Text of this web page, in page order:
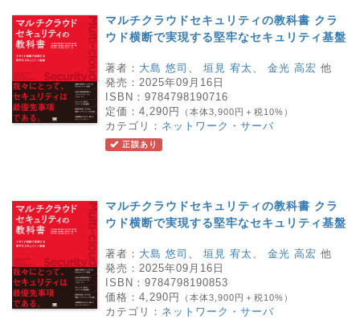
マルチクラウドセキュリティの教科書 クラ
ウド横断で実現する堅牢なセキュリティ基盤
著者： 大島 悠司 垣見 宥太 金光 高宏 他
発売： 2025年09月16日
ISBN： 9784798190716
定価： 4,290円 （本体3,900円＋税10%）
カテゴリ： ネットワーク・サーバ
正誤あり
マルチクラウドセキュリティの教科書 クラ
ウド横断で実現する堅牢なセキュリティ基盤
著者： 大島 悠司 垣見 宥太 金光 高宏 他
発売： 2025年09月16日
ISBN： 9784798190853
価格： 4,290円 （本体3,900円＋税10%）
カテゴリ： ネットワーク・サーバ